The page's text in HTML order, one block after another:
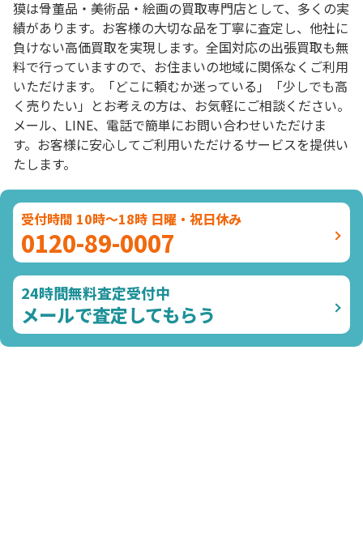
獏は骨董品・美術品・絵画の買取専門店として、多くの実
績があります。お客様の大切な品を丁寧に査定し、他社に
負けない高価買取を実現します。全国対応の出張買取も無
料で行っていますので、お住まいの地域に関係なくご利用
いただけます。「どこに頼むか迷っている」「少しでも高
く売りたい」とお考えの方は、お気軽にご相談ください。
メール、LINE、電話で簡単にお問い合わせいただけま
す。お客様に安心してご利用いただけるサービスを提供い
たします。
受付時間 10時～18時 日曜・祝日休み
0120-89-0007
24時間無料査定受付中
メールで査定してもらう